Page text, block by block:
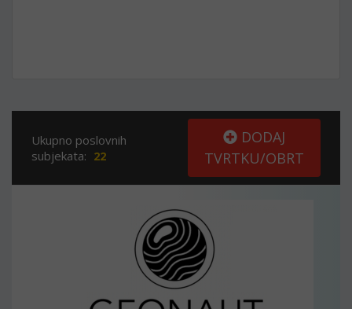
Ukupno poslovnih
subjekata: 22
DODAJ
TVRTKU/OBRT